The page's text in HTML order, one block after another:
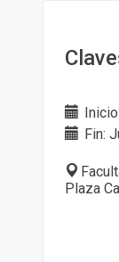
Fin:
Plaza